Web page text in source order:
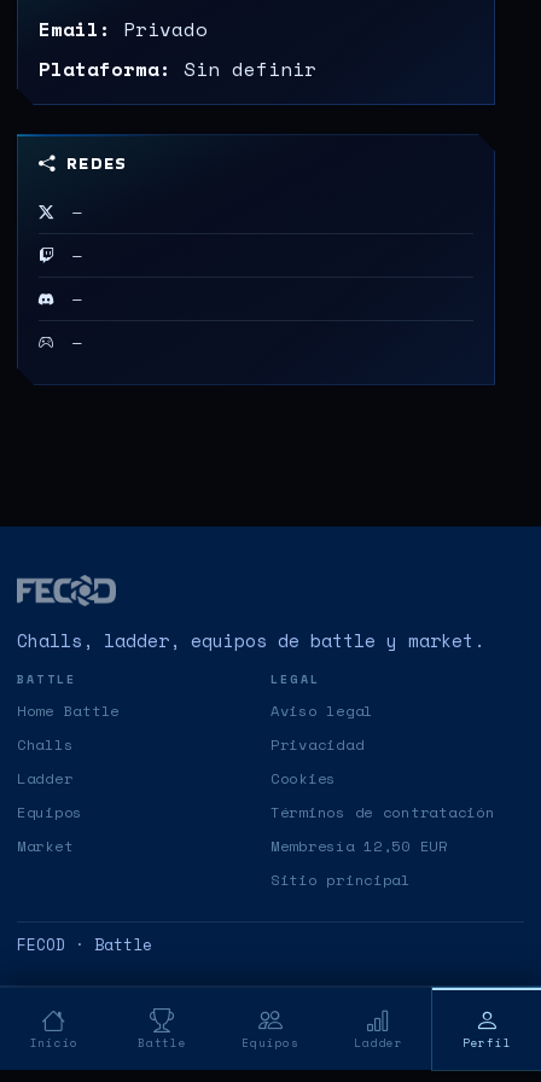
Email:
Privado
Plataforma: Sin definir
REDES
—
—
—
—
Challs, ladder, equipos de battle y market.
BATTLE
Home Battle
Challs
Ladder
Equipos
Market
LEGAL
Aviso legal
Privacidad
Cookies
Términos de contratación
Membresía 12,50 EUR
Sitio principal
FECOD · Battle
Inicio Battle Equipos Ladder Perfil